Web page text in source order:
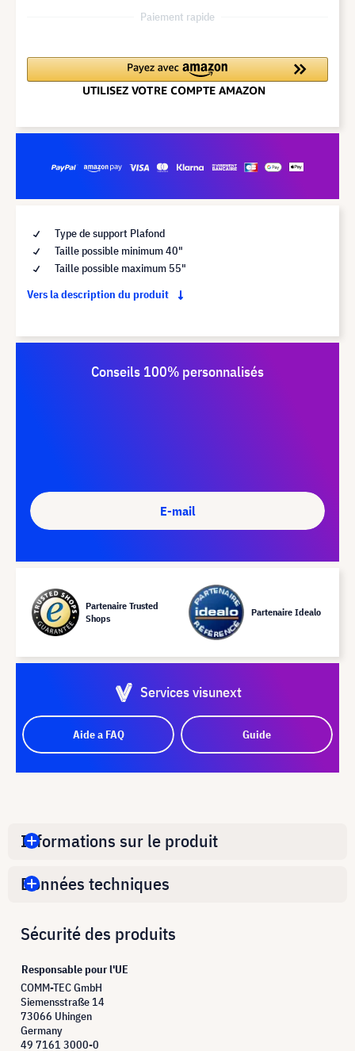
Paiement rapide
Type de support Plafond
Taille possible minimum 40"
Taille possible maximum 55"
Vers la description du produit
Conseils 100% personnalisés
E-mail
Partenaire Trusted
Shops
Partenaire Idealo
Services visunext
Aide a FAQ Guide
Informations sur le produit
Données techniques
Sécurité des produits
Responsable pour l'UE
COMM-TEC GmbH
Siemensstraße 14
73066 Uhingen
Germany
49 7161 3000-0